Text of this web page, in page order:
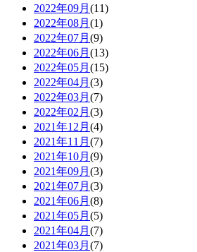
2022年09月 (11)
2022年08月 (1)
2022年07月 (9)
2022年06月 (13)
2022年05月 (15)
2022年04月 (3)
2022年03月 (7)
2022年02月 (3)
2021年12月 (4)
2021年11月 (7)
2021年10月 (9)
2021年09月 (3)
2021年07月 (3)
2021年06月 (8)
2021年05月 (5)
2021年04月 (7)
2021年03月 (7)